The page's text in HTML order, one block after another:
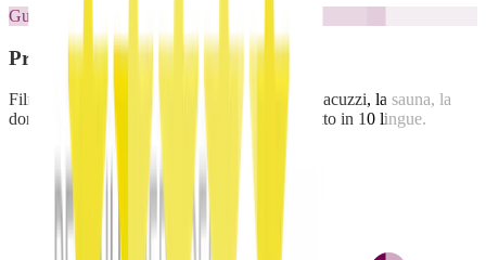
Guida attrezzature
Presenta ogni attrezzatura in video
Filma o carica una demo di 60 secondi per la jacuzzi, la sauna, la
domotica. L'ospite vede prima di agire. Tradotto in 10 lingue.